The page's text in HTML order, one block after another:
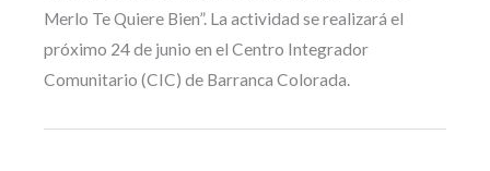
Merlo Te Quiere Bien”. La actividad se realizará el
próximo 24 de junio en el Centro Integrador
Comunitario (CIC) de Barranca Colorada.